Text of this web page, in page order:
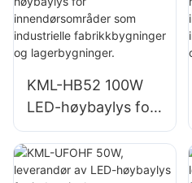
innendørsområder
som
treningsstudioer og
KML-HB52 100W
LED-høybaylys for
innendørsområder
som industrielle
fabrikkbygninger